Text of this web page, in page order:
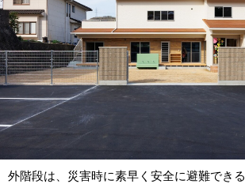
外階段は、災害時に素早く安全に避難できる